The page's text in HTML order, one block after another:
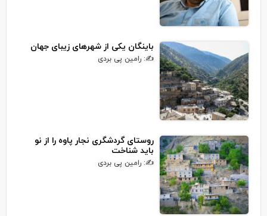
باینگان یکی از شهرهای زیبای جهان
✍: رامین پی بردی
روستای گردشگری نجار پاوه را از نو
باید شناخت
✍: رامین پی بردی